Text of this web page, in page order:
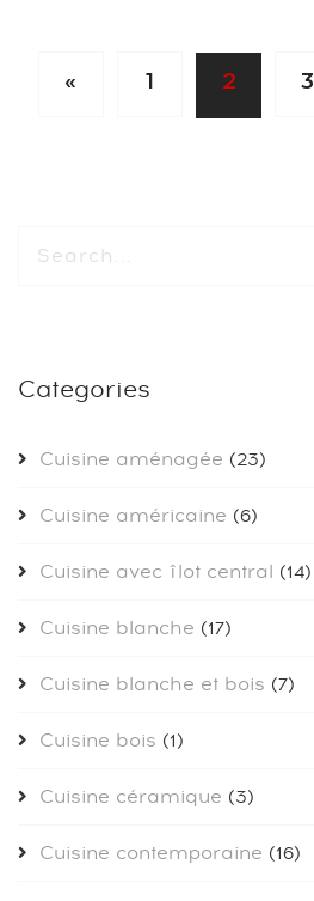
« 1 2 3
Categories
Cuisine aménagée (23)
Cuisine américaine (6)
Cuisine avec îlot central (14)
Cuisine blanche (17)
Cuisine blanche et bois (7)
Cuisine bois (1)
Cuisine céramique (3)
Cuisine contemporaine (16)